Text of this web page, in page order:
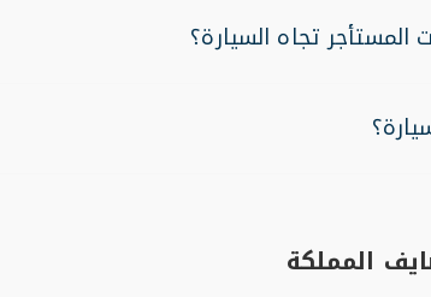
المستأجر تجاه السيارة؟
المملكة